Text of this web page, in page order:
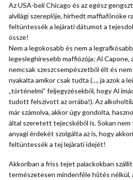
Az USA-beli Chicago és az egész
alvilági szereplője, hírhedt maffiafőnöke
feltüntessék a lejárati dátumot a
össze!
Nem a legokosabb és nem a
legesleghíresebb maffiózója; Al Capone,
nemcsak szeszcsempészetből élt és
nyakalta amikor csak tudta (…, ja azok a
„történelmi” feljegyzésekből, hogy Al
tudott felszívott az orrába!). Az
már számolva, akkor úgy gondolta,
által szeretett tejecskéből is. Sokan nem
anyagi érdekét szolgálta az is, hogy
feltüntessék a tej lejárati idejét!
Akkoriban a friss tejet palackokban
természetesen mindenféle hűtés nélkül,